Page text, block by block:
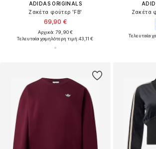
ADIDAS ORIGINALS
Ζακέτα φούτερ 'FB'
69,90 €
Αρχικά: 79,90 €
Τελευταία χαμηλότερη τιμή:43,11 €
Ζακέτα
Τελευταία